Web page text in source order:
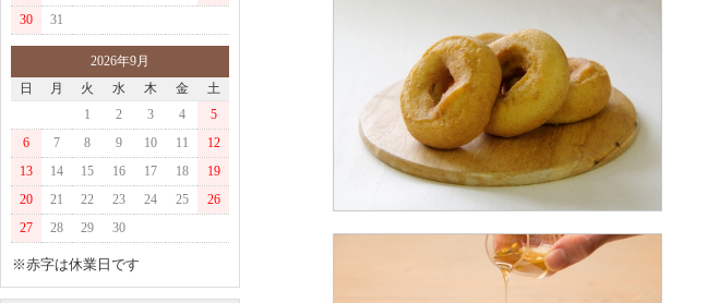
30
31
2026年9月
日
月 火 水 木 金
土
1
2 3 4
5
6
7 8 9 10 11
12
13
14 15 16 17 18
19
20
21 22 23 24 25
26
27
28 29 30
※赤字は休業日です